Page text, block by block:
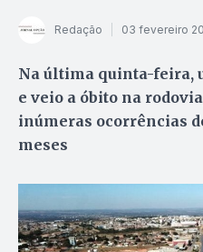
Redação 03 fevereiro
Na última quinta-feira,
e veio a óbito na
inúmeras ocorrências
meses